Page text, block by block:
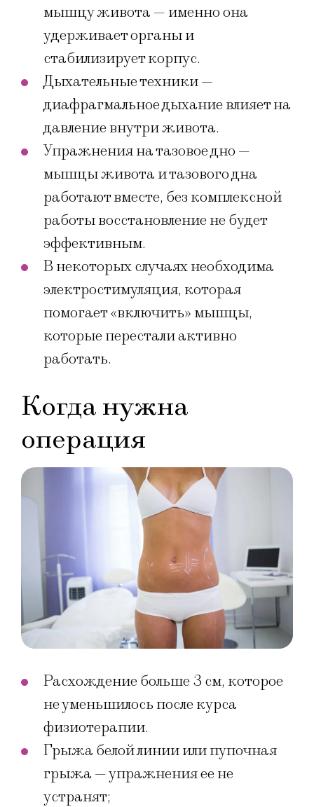
мышцу живота — именно она
удерживает органы и
стабилизирует корпус.
Дыхательные техники —
диафрагмальное дыхание влияет на
давление внутри живота.
Упражнения на тазовое дно —
мышцы живота и тазового дна
работают вместе, без комплексной
работы восстановление не будет
эффективным.
В некоторых случаях необходима
электростимуляция, которая
помогает «включить» мышцы,
которые перестали активно
работать.
Когда нужна
операция
Расхождение больше 3 см, которое
не уменьшилось после курса
физиотерапии.
Грыжа белой линии или пупочная
грыжа — упражнения ее не
устранят;